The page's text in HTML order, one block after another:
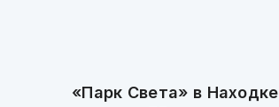
«Парк Света» в Находке